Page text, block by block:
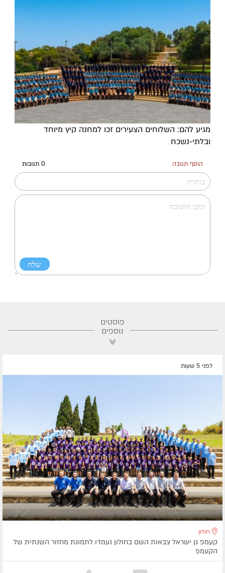
מגיע להם: השלוחים הצעירים זכו למחנה קיץ מיוחד
ובלתי-נשכח
הוסף תגובה 0 תגובות
פוסטים
נוספים
לפני 5 שעות
חולון
קעמפ גן ישראל צבאות השם בחולון נעמדו לתמונת מחזור השנתית של
הקעמפ